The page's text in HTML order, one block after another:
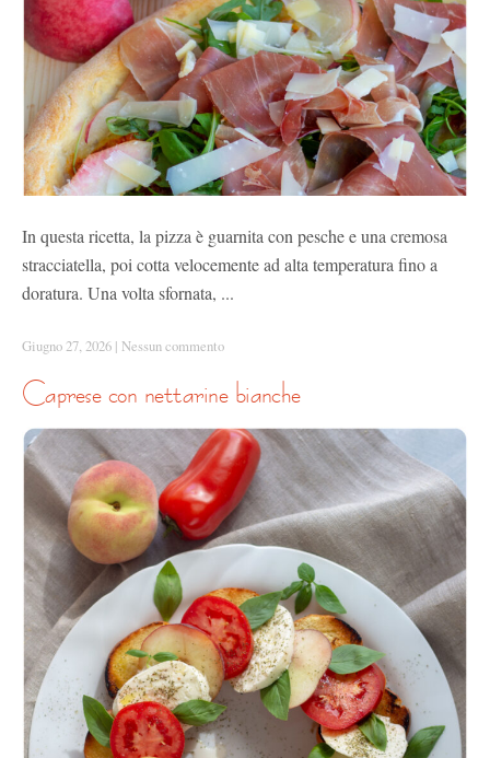
In questa ricetta, la pizza è guarnita con pesche e una cremosa
stracciatella, poi cotta velocemente ad alta temperatura fino a
doratura. Una volta sfornata, ...
Giugno 27, 2026 | Nessun commento
caprese con nettarine bianche